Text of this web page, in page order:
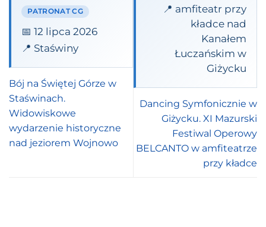
PATRONAT CG
📅 12 lipca 2026
📍 Staświny
Bój na Świętej Górze w
Staświnach.
Widowiskowe
wydarzenie historyczne
nad jeziorem Wojnowo
📍 amfiteatr przy
kładce nad
Kanałem
Łuczańskim w
Giżycku
Dancing Symfonicznie w
Giżycku. XI Mazurski
Festiwal Operowy
BELCANTO w amfiteatrze
przy kładce